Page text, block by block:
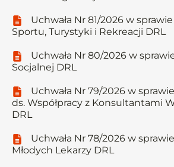
Uchwała Nr 81/2026 w
Sportu, Turystyki i Rekreacji DRL
Uchwała Nr 80/2026 w
Socjalnej DRL
Uchwała Nr 79/2026 w
ds. Współpracy z Konsultantami
DRL
Uchwała Nr 78/2026 w
Młodych Lekarzy DRL